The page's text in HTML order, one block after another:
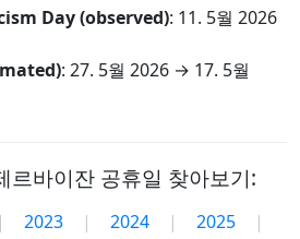
Day (observed): 11. 5월 2026
: 27. 5월 2026 → 17. 5월
르바이잔 공휴일 찾아보기:
| 2023 | 2024 | 2025
|